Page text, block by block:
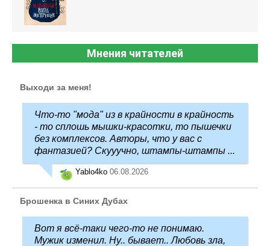
Мнения читателей
Выходи за меня!
Что-то "мода" из в крайности в крайность
- то сплошь мышки-красотки, то пышечки
без комплексов. Авторы, что у вас с
фантазией? Скууучно, штампы-штампы ...
Yablo4ko 06.08.2026
Брошенка в Синих Дубах
Вот я всё-таки чего-то не понимаю.
Мужик изменил. Ну.. бывает.. Любовь зла,